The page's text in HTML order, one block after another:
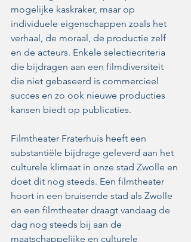
mogelijke kaskraker, maar op
individuele eigenschappen zoals het
verhaal, de moraal, de productie zelf
en de acteurs. Enkele selectiecriteria
die bijdragen aan een filmdiversiteit
die niet gebaseerd is commercieel
succes en zo ook nieuwe producties
kansen biedt op publicaties.
Filmtheater Fraterhuis heeft een
substantiële bijdrage geleverd aan het
culturele klimaat in onze stad Zwolle en
doet dit nog steeds. Een filmtheater
hoort in een bruisende stad als Zwolle
en een filmtheater draagt vandaag de
dag nog steeds bij aan de
maatschappelijke en culturele